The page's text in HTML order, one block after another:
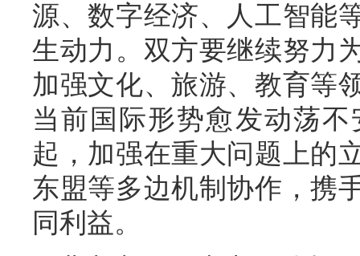
源、数字经济、人工智能
生动力。双方要继续努力
加强文化、旅游、教育等
当前国际形势愈发动荡
起，加强在重大问题上的
东盟等多边机制协作，携
同利益。